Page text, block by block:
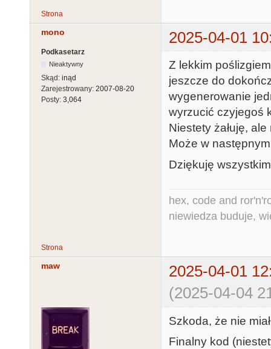
Strona
mono 2025-04-01
Podkasetarz
Nieaktywny
Skąd: inąd
Zarejestrowany: 2007-08-20
Posty: 3,064
Z lekkim
jeszcze do
wygenerowanie
wyrzucić czyjegoś
Niestety żałuję,
Może w
Dziękuję
hex, code and
niewiedza buduje,
Strona
maw
2025-04-01
(2025-04-04
Szkoda, że nie
Finalny kod